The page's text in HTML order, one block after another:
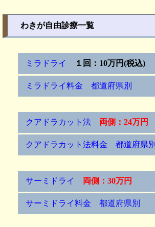
わきが自由診療一覧
ミラドライ １回：10万円(税込)
ミラドライ料金 都道府県別
クアドラカット法 両側：24万円
クアドラカット法料金 都道府県別
サーミドライ 両側：30万円
サーミドライ料金 都道府県別